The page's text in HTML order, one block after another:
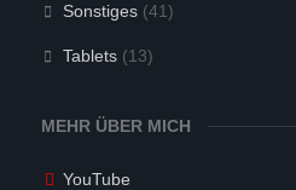
Sonstiges(41)
Tablets(13)
MEHR ÜBER MICH
YouTube